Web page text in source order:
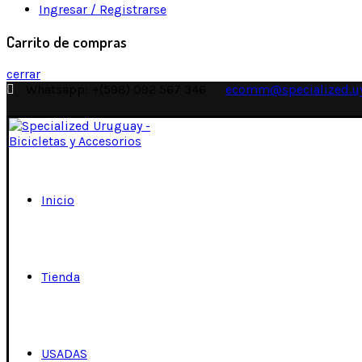
Ingresar / Registrarse
Carrito de compras
cerrar
Inicio
Tienda
USADAS